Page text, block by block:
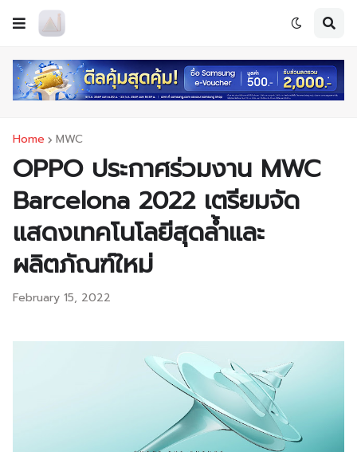
Home MWC
OPPO ประกาศร่วมงาน MWC
Barcelona 2022 เตรียมจัด
แสดงเทคโนโลยีสุดล้ำและ
ผลิตภัณฑ์ใหม่
February 15, 2022